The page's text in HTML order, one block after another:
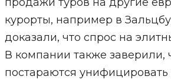
курорты, например в
доказали, что спрос на
В компании также заверили,
постараются